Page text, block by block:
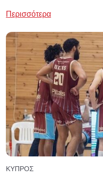
Περισσότερα
ΚΎΠΡΟΣ